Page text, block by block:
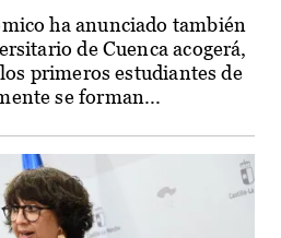
ha anunciado también
de Cuenca acogerá,
primeros estudiantes de
se forman...